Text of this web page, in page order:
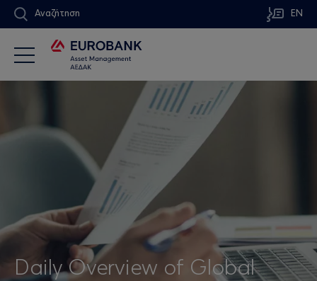
Αναζήτηση EN
Daily Overview of Global